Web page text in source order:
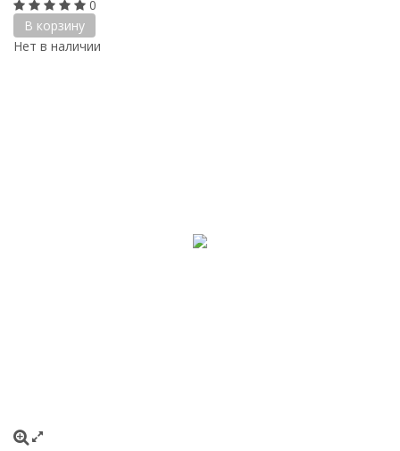
0
В корзину
Нет в наличии